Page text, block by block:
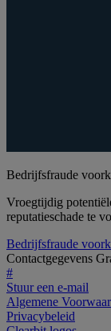
Bedrijfsfraude
Vroegtijdig
reputatieschade te
Bedrijfsfraude
Contactgegevens
#
Stuur een e-mail
Algemene
Privacybeleid